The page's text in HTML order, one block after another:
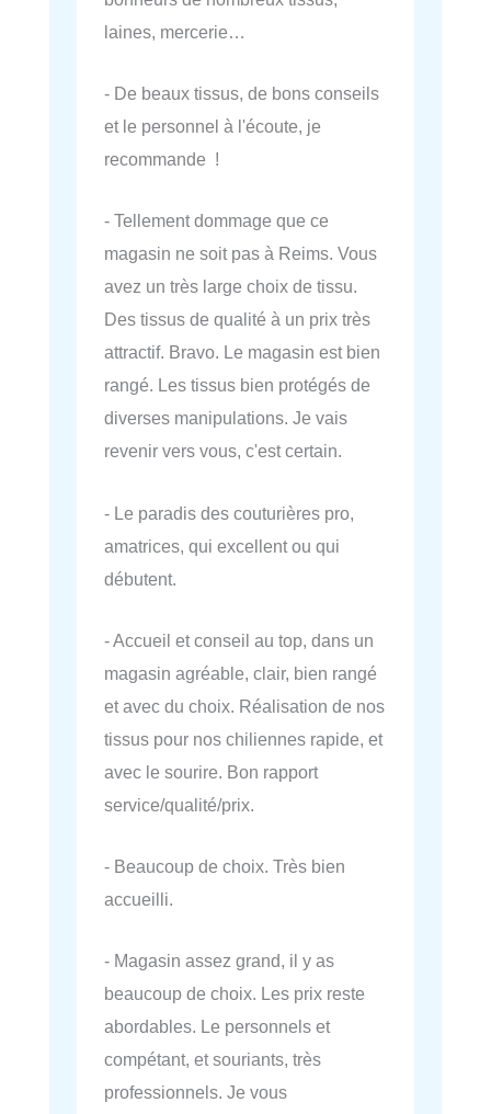
laines, mercerie…
- De beaux tissus, de bons conseils
et le personnel à l'écoute, je
recommande !
- Tellement dommage que ce
magasin ne soit pas à Reims. Vous
avez un très large choix de tissu.
Des tissus de qualité à un prix très
attractif. Bravo. Le magasin est bien
rangé. Les tissus bien protégés de
diverses manipulations. Je vais
revenir vers vous, c'est certain.
- Le paradis des couturières pro,
amatrices, qui excellent ou qui
débutent.
- Accueil et conseil au top, dans un
magasin agréable, clair, bien rangé
et avec du choix. Réalisation de nos
tissus pour nos chiliennes rapide, et
avec le sourire. Bon rapport
service/qualité/prix.
- Beaucoup de choix. Très bien
accueilli.
- Magasin assez grand, il y as
beaucoup de choix. Les prix reste
abordables. Le personnels et
compétant, et souriants, très
professionnels. Je vous